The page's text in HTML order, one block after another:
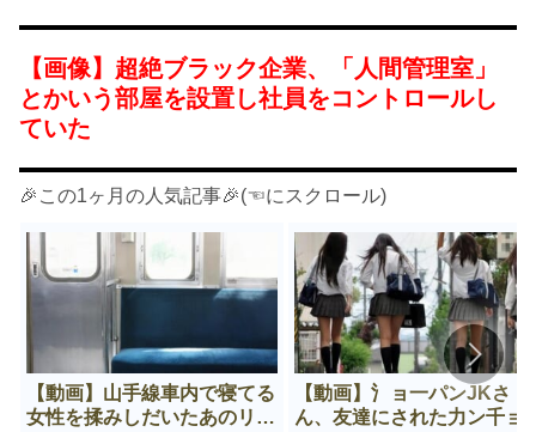
【画像】超絶ブラック企業、「人間管理室」
とかいう部屋を設置し社員をコントロールし
ていた
🎉この1ヶ月の人気記事🎉(☜にスクロール)
【動画】山手線車内で寝てる
女性を揉みしだいたあのリー
【動画】氵ョ一パンJKさ
ん、友達にされた力ン千ョ